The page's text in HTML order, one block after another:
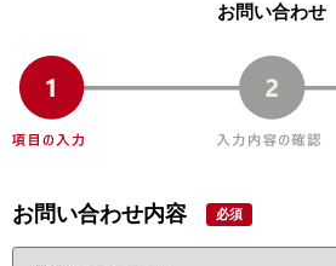
お問い合わせ
お問い合わせ内容 必須